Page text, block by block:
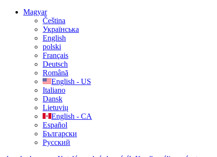
Magyar
Čeština
Українська
English
polski
Français
Deutsch
Română
English - US
Italiano
Dansk
Lietuvių
English - CA
Español
Български
Русский